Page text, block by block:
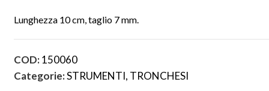
Lunghezza 10 cm, taglio 7 mm.
COD:150060
Categorie:STRUMENTI, TRONCHESI